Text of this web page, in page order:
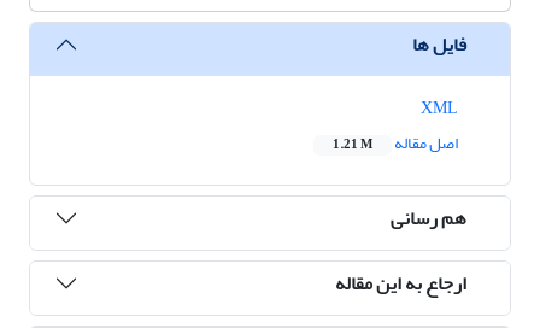
فایل ها
اصل مقاله
1.21 M
هم رسانی
ارجاع به این مقاله